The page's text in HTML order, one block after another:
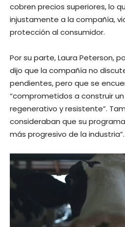
cobren precios superiores, lo
injustamente a la compañía,
protección al consumidor.
Por su parte, Laura Peterson,
dijo que la compañía no
pendientes, pero que se
“comprometidos a construir
regenerativo y resistente”.
consideraban que su programa
más progresivo de la industria”.